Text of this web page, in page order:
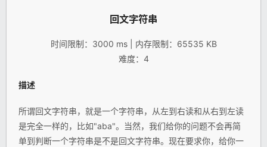
回文字符串
时间限制：3000 ms | 内存限制：65535 KB
难度：4
描述
所谓回文字符串，就是一个字符串，从左到右读和从右到左读
是完全一样的，比如"aba"。当然，我们给你的问题不会再简
单到判断一个字符串是不是回文字符串。现在要求你，给你一